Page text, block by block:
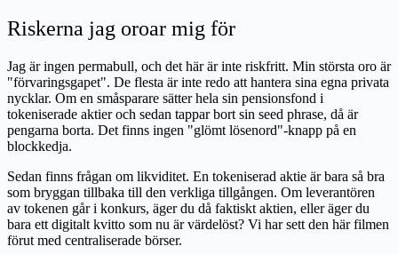
Riskerna jag oroar mig för
Jag är ingen permabull, och det här är inte riskfritt. Min största oro är
"förvaringsgapet". De flesta är inte redo att hantera sina egna privata
nycklar. Om en småsparare sätter hela sin pensionsfond i
tokeniserade aktier och sedan tappar bort sin seed phrase, då är
pengarna borta. Det finns ingen "glömt lösenord"-knapp på en
blockkedja.
Sedan finns frågan om likviditet. En tokeniserad aktie är bara så bra
som bryggan tillbaka till den verkliga tillgången. Om leverantören
av tokenen går i konkurs, äger du då faktiskt aktien, eller äger du
bara ett digitalt kvitto som nu är värdelöst? Vi har sett den här filmen
förut med centraliserade börser.